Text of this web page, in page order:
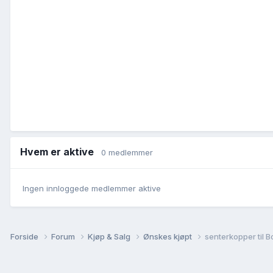
Hvem er aktive 0 medlemmer
Ingen innloggede medlemmer aktive
Forside Forum Kjøp & Salg Ønskes kjøpt senterkopper til